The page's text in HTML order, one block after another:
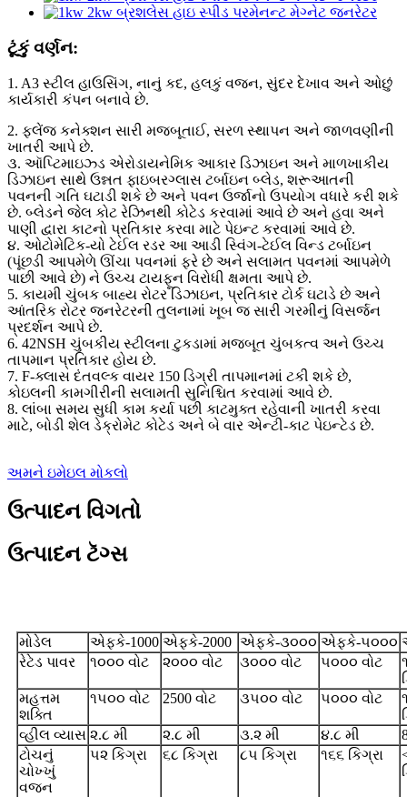
ટૂંકું વર્ણન:
1. A3 સ્ટીલ હાઉસિંગ, નાનું કદ, હલકું વજન, સુંદર દેખાવ અને ઓછું
કાર્યકારી કંપન બનાવે છે.
2. ફ્લેંજ કનેક્શન સારી મજબૂતાઈ, સરળ સ્થાપન અને જાળવણીની
ખાતરી આપે છે.
૩. ઑપ્ટિમાઇઝ્ડ એરોડાયનેમિક આકાર ડિઝાઇન અને માળખાકીય
ડિઝાઇન સાથે ઉન્નત ફાઇબરગ્લાસ ટર્બાઇન બ્લેડ, શરૂઆતની
પવનની ગતિ ઘટાડી શકે છે અને પવન ઉર્જાનો ઉપયોગ વધારે કરી શકે
છે. બ્લેડને જેલ કોટ રેઝિનથી કોટેડ કરવામાં આવે છે અને હવા અને
પાણી દ્વારા કાટનો પ્રતિકાર કરવા માટે પેઇન્ટ કરવામાં આવે છે.
૪. ઓટોમેટિક-યો ટેઈલ રડર આ આડી સ્વિંગ-ટેઈલ વિન્ડ ટર્બાઇન
(પૂંછડી આપમેળે ઊંચા પવનમાં ફરે છે અને સલામત પવનમાં આપમેળે
પાછી આવે છે) ને ઉચ્ચ ટાયફૂન વિરોધી ક્ષમતા આપે છે.
5. કાયમી ચુંબક બાહ્ય રોટર ડિઝાઇન, પ્રતિકાર ટોર્ક ઘટાડે છે અને
આંતરિક રોટર જનરેટરની તુલનામાં ખૂબ જ સારી ગરમીનું વિસર્જન
પ્રદર્શન આપે છે.
6. 42NSH ચુંબકીય સ્ટીલના ટુકડામાં મજબૂત ચુંબકત્વ અને ઉચ્ચ
તાપમાન પ્રતિકાર હોય છે.
7. F-ક્લાસ દંતવલ્ક વાયર 150 ડિગ્રી તાપમાનમાં ટકી શકે છે,
કોઇલની કામગીરીની સલામતી સુનિશ્ચિત કરવામાં આવે છે.
8. લાંબા સમય સુધી કામ કર્યા પછી કાટમુક્ત રહેવાની ખાતરી કરવા
માટે, બોડી શેલ ડેક્રોમેટ કોટેડ અને બે વાર એન્ટી-કાટ પેઇન્ટેડ છે.
અમને ઇમેઇલ મોકલો
ઉત્પાદન વિગતો
ઉત્પાદન ટૅગ્સ
મોડેલ એફકે-1000 એફકે-2000 એફકે-૩૦૦૦ એફકે-૫૦૦૦
રેટેડ પાવર
૧૦૦૦ વોટ ૨૦૦૦ વોટ ૩૦૦૦ વોટ ૫૦૦૦ વોટ
મહત્તમ
શક્તિ
૧૫૦૦ વોટ 2500 વોટ ૩૫૦૦ વોટ ૫૦૦૦ વોટ
વ્હીલ વ્યાસ ૨.૮ મી ૨.૮ મી ૩.૨ મી ૪.૮ મી
ટોચનું
ચોખ્ખું
વજન
૫૨ કિગ્રા ૬૮ કિગ્રા ૮૫ કિગ્રા ૧૬૬ કિગ્રા